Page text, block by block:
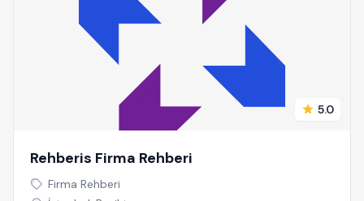
5.0
Rehberis Firma Rehberi
Firma Rehberi